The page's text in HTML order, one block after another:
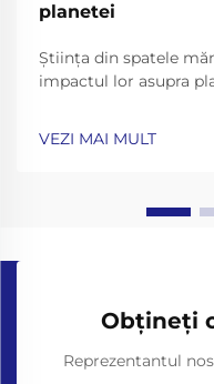
planetei
Știința din spatele
impactul lor asupra
știința din spatele
VEZI MAI MULT
Obțineți
Reprezentantul